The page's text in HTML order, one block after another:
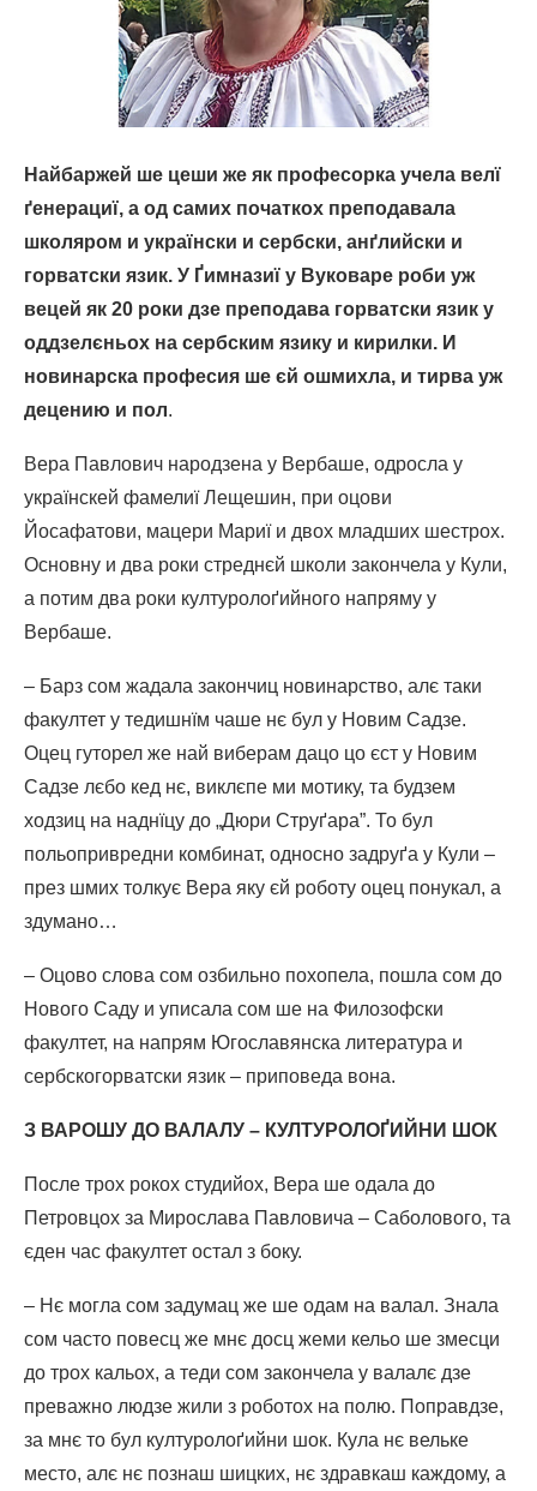
Найбаржей ше цеши же як професорка учела велї
ґенерациї, a од самих початкох преподавала
школяром и українски и сербски, анґлийски и
горватски язик. У Ґимназиї у Вуковаре роби уж
вецей як 20 роки дзе преподава горватски язик у
оддзелєньох на сербским язику и кирилки. И
новинарска професия ше єй ошмихла, и тирва уж
децению и пол.
Вера Павлович народзена у Вербаше, одросла у
українскей фамелиї Лещешин, при оцови
Йосафатови, мацери Мариї и двох младших шестрох.
Основну и два роки стреднєй школи закончела у Кули,
а потим два роки културолоґийного напряму у
Вербаше.
– Барз сом жадала закончиц новинарство, алє таки
факултет у тедишнїм чаше нє бул у Новим Садзе.
Оцец гуторел же най виберам дацо цо єст у Новим
Садзе лєбо кед нє, виклєпе ми мотику, та будзем
ходзиц на наднїцу до „Дюри Струґара”. То бул
польопривредни комбинат, односно задруґа у Кули –
през шмих толкує Вера яку єй роботу оцец понукал, а
здумано…
– Оцово слова сом озбильно похопела, пошла сом до
Нового Саду и уписала сом ше на Филозофски
факултет, на напрям Югославянска литература и
сербскогорватски язик – приповеда вона.
З ВАРОШУ ДО ВАЛАЛУ – КУЛТУРОЛОҐИЙНИ ШОК
После трох рокох студийох, Вера ше одала до
Петровцох за Мирослава Павловича – Саболового, та
єден час факултет остал з боку.
– Нє могла сом задумац же ше одам на валал. Знала
сом часто повесц же мнє досц жеми кельо ше змесци
до трох кальох, а теди сом закончела у валалє дзе
преважно людзе жили з роботох на полю. Поправдзе,
за мнє то бул културолоґийни шок. Кула нє вельке
место, алє нє познаш шицких, нє здравкаш каждому, а